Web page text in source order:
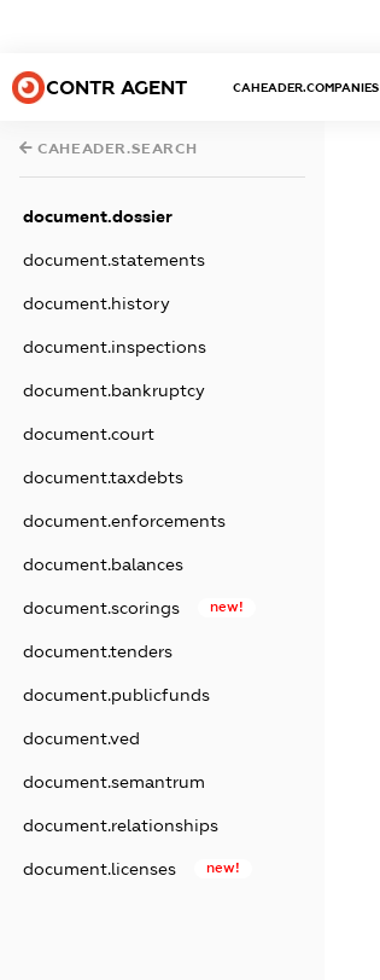
CONTR AGENT CAHEADER.COMPANIES
CAHEADER.SEARCH
document.dossier
document.statements
document.history
document.inspections
document.bankruptcy
document.court
document.taxdebts
document.enforcements
document.balances
document.scorings new!
document.tenders
document.publicfunds
document.ved
document.semantrum
document.relationships
document.licenses new!